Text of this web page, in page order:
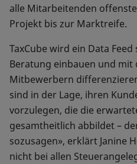
alle Mitarbeitenden
Projekt bis zur Marktreife.
TaxCube wird ein Data
Beratung einbauen und mit
Mitbewerbern
sind in der Lage, ihren
vorzulegen, die die
gesamtheitlich abbildet –
sozusagen», erklärt Janine
nicht bei allen